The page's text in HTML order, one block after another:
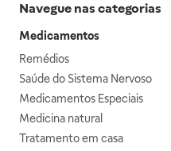
Navegue nas categorias
Medicamentos
Remédios
Saúde do Sistema Nervoso
Medicamentos Especiais
Medicina natural
Tratamento em casa